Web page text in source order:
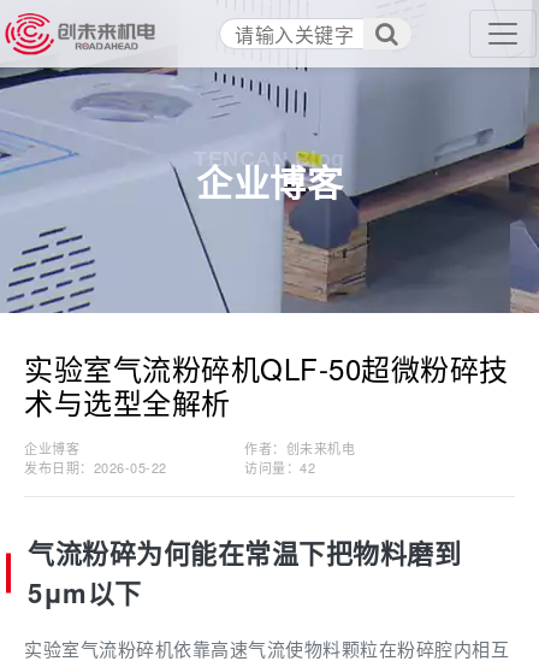
企业博客
TENCAN Blog
实验室气流粉碎机QLF-50超微粉碎技
术与选型全解析
企业博客
作者：创未来机电
发布日期：2026-05-22
访问量：42
气流粉碎为何能在常温下把物料磨到
5μm以下
实验室气流粉碎机依靠高速气流使物料颗粒在粉碎腔内相互